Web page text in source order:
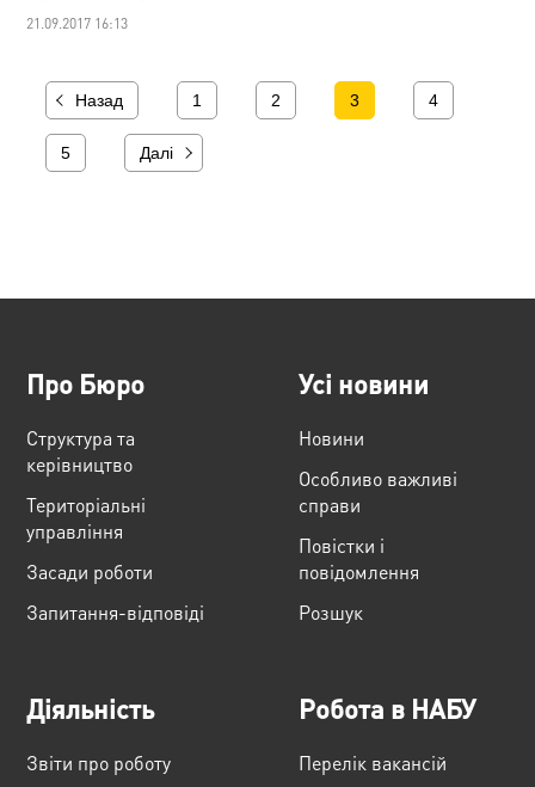
21.09.2017 16:13
Назад 1 2 3 4
5 Далі
Про Бюро
Структура та
керівництво
Територіальні
управління
Засади роботи
Запитання-відповіді
Усі новини
Новини
Особливо важливі
справи
Повістки і
повідомлення
Розшук
Діяльність
Звіти про роботу
Робота в НАБУ
Перелік вакансій